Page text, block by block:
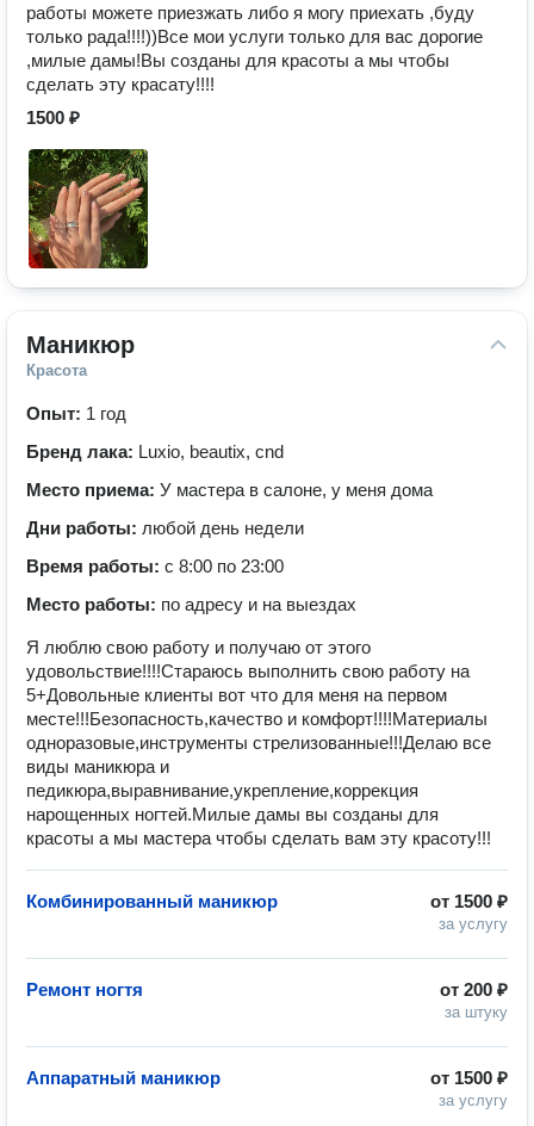
работы можете приезжать либо я могу приехать ,буду
только рада!!!!))Все мои услуги только для вас дорогие
,милые дамы!Вы созданы для красоты а мы чтобы
сделать эту красату!!!!
1500 ₽
Маникюр
Красота
Опыт: 1 год
Бренд лака: Luxio, beautix, cnd
Место приема: У мастера в салоне, у меня дома
Дни работы: любой день недели
Время работы: с 8:00 по 23:00
Место работы: по адресу и на выездах
Я люблю свою работу и получаю от этого
удовольствие!!!!Стараюсь выполнить свою работу на
5+Довольные клиенты вот что для меня на первом
месте!!!Безопасность,качество и комфорт!!!!Материалы
одноразовые,инструменты стрелизованные!!!Делаю все
виды маникюра и
педикюра,выравнивание,укрепление,коррекция
нарощенных ногтей.Милые дамы вы созданы для
красоты а мы мастера чтобы сделать вам эту красоту!!!
от 1500 ₽
за услугу
Комбинированный маникюр
от 200 ₽
за штуку
Ремонт ногтя
от 1500 ₽
за услугу
Аппаратный маникюр